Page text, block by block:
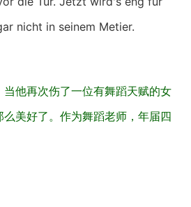
nicht in seinem Metier.
他再次伤了一位有舞蹈天赋的女
美好了。作为舞蹈老师，年届四